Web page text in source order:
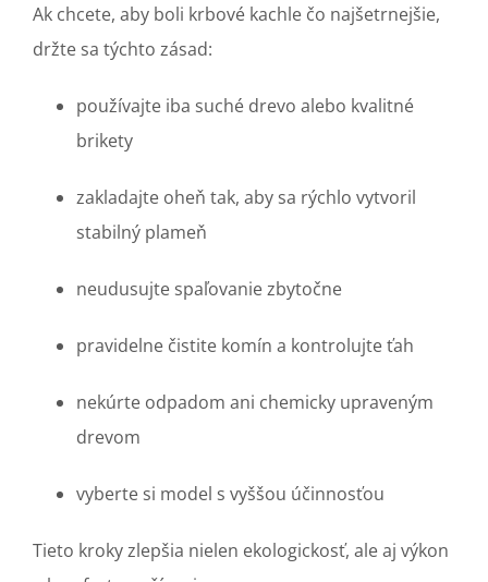
Ak chcete, aby boli krbové kachle čo najšetrnejšie,
držte sa týchto zásad:
používajte iba suché drevo alebo kvalitné
brikety
zakladajte oheň tak, aby sa rýchlo vytvoril
stabilný plameň
neudusujte spaľovanie zbytočne
pravidelne čistite komín a kontrolujte ťah
nekúrte odpadom ani chemicky upraveným
drevom
vyberte si model s vyššou účinnosťou
Tieto kroky zlepšia nielen ekologickosť, ale aj výkon